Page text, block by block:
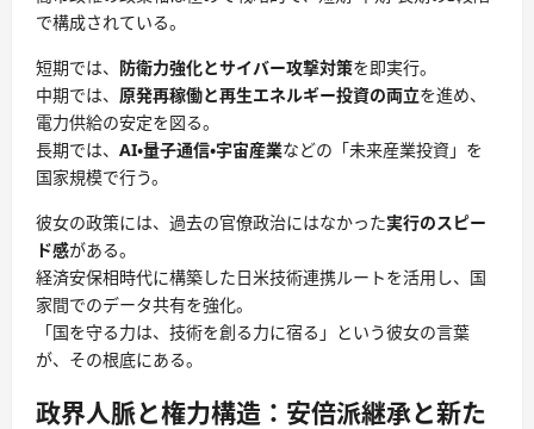
で構成されている。
短期では、 防衛力強化とサイバー攻撃対策を即実行。
中期では、 原発再稼働と再生エネルギー投資の両立を進め、
電力供給の安定を図る。
長期では、 AI・量子通信・宇宙産業などの「未来産業投資」を
国家規模で行う。
彼女の政策には、過去の官僚政治にはなかった実行のスピー
ド感がある。
経済安保相時代に構築した日米技術連携ルートを活用し、国
家間でのデータ共有を強化。
「国を守る力は、技術を創る力に宿る」という彼女の言葉
が、その根底にある。
政界人脈と権力構造：安倍派継承と新た